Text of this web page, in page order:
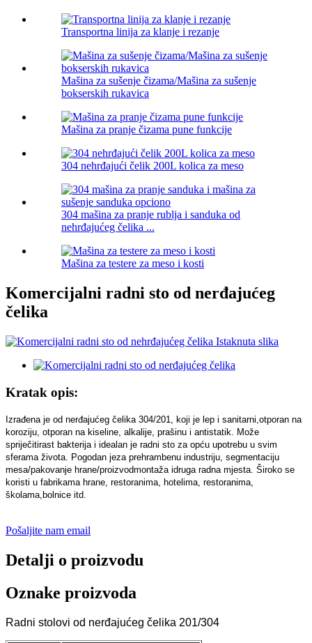
Transportna linija za klanje i rezanje
Mašina za sušenje čizama/Mašina za sušenje
bokserskih rukavica
Mašina za pranje čizama pune funkcije
304 nehrđajući čelik 200L kolica za meso
304 mašina za pranje rublja i sanduka od
nehrđajućeg čelika ...
Mašina za testere za meso i kosti
Komercijalni radni sto od nerđajućeg
čelika
Kratak opis:
Izrađena je od nerđajućeg čelika 304/201, koji je lep i sanitarni,otporan na
koroziju, otporan na kiseline, alkalije, prašinu i antistatik. Može
spriječitirast bakterija i idealan je radni sto za opću upotrebu u svim
sferama života. Pogodan jeza prehrambenu industriju, segmentaciju
mesa/pakovanje hrane/proizvodmontaža idruga radna mjesta. Široko se
koristi u fabrikama hrane, restoranima, hotelima, restoranima,
školama, bolnice itd.
Pošaljite nam email
Detalji o proizvodu
Oznake proizvoda
Radni stolovi od nerđajućeg čelika 201/304